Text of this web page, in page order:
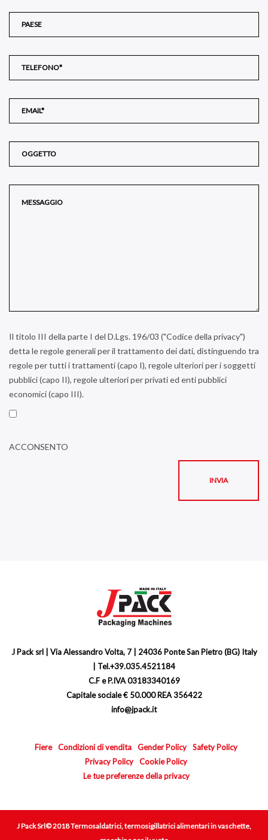
Il titolo III della parte I del D.Lgs. 196/03 ("Codice della privacy")
detta le regole generali per il trattamento dei dati, distinguendo tra
regole per tutti i trattamenti (capo I), regole ulteriori per i soggetti
pubblici (capo II), regole ulteriori per privati ed enti pubblici
economici (capo III).
ACCONSENTO
J Pack srl | Via Alessandro Volta, 7 | 24036 Ponte San Pietro (BG) Italy
| Tel.+39.035.4521184
C.F e P.IVA 03183340169
Capitale sociale € 50.000 REA 356422
info@jpack.it
Fiere Condizioni di vendita Gender Policy
Safety Policy
Privacy Policy
Cookie Policy
Le tue preferenze della privacy
J Pack Srl© 2018 Termosaldatrici, termosigillatrici alimentari in vaschette,